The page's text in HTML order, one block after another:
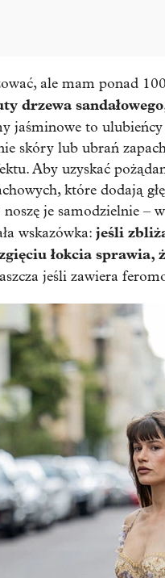
ale mam ponad
drzewa
jaśminowe to
skóry lub ubrań
Aby uzyskać
które dodają
je samodzielnie –
wskazówka: jeśli
łokcia sprawia,
jeśli zawiera